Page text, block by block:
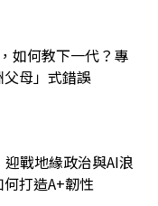
如何教下一代？專
母」式錯誤
戰地緣政治與AI浪
打造A+韌性